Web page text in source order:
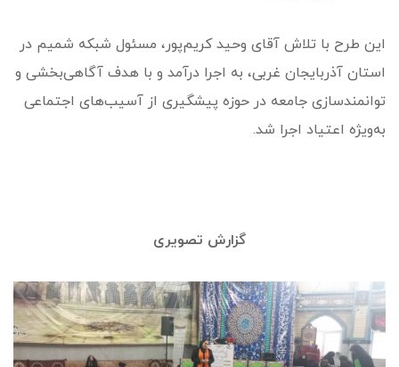
این طرح با تلاش آقای وحید کریم‌پور، مسئول شبکه شمیم در
استان آذربایجان غربی، به اجرا درآمد و با هدف آگاهی‌بخشی و
توانمندسازی جامعه در حوزه پیشگیری از آسیب‌های اجتماعی
به‌ویژه اعتیاد اجرا شد.
گزارش تصویری